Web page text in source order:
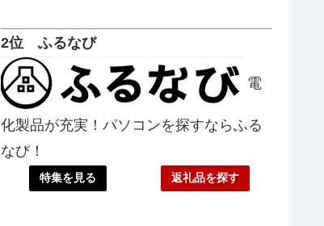
2位 ふるなび
電
化製品が充実！パソコンを探すならふる
なび！
特集を見る 返礼品を探す